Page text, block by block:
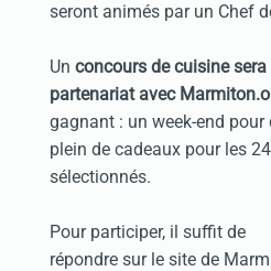
seront animés par un Chef
Un concours de cuisine
partenariat avec
gagnant : un week-end
plein de cadeaux pour les
sélectionnés.
Pour participer, il suffit de
répondre sur le site de